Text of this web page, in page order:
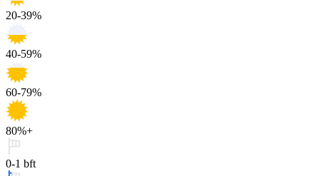
20-39%
40-59%
60-79%
80%+
0-1 bft